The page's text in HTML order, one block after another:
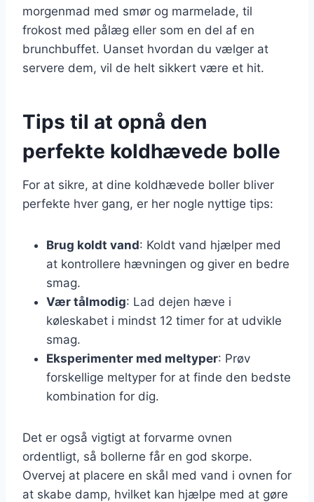
morgenmad med smør og marmelade, til
frokost med pålæg eller som en del af en
brunchbuffet. Uanset hvordan du vælger at
servere dem, vil de helt sikkert være et hit.
Tips til at opnå den
perfekte koldhævede bolle
For at sikre, at dine koldhævede boller bliver
perfekte hver gang, er her nogle nyttige tips:
Brug koldt vand: Koldt vand hjælper med
at kontrollere hævningen og giver en bedre
smag.
Vær tålmodig: Lad dejen hæve i
køleskabet i mindst 12 timer for at udvikle
smag.
Eksperimenter med meltyper: Prøv
forskellige meltyper for at finde den bedste
kombination for dig.
Det er også vigtigt at forvarme ovnen
ordentligt, så bollerne får en god skorpe.
Overvej at placere en skål med vand i ovnen for
at skabe damp, hvilket kan hjælpe med at gøre